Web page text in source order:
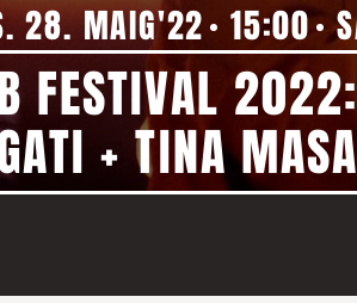
28. MAIG'22 15:00
FESTIVAL
+ TINA